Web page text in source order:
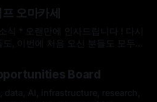
Generation with
(LLMs) often struggle with
due to hallucinations and
While Retrieval-
오마카세
! 다시
, 이번에 처음 오신 분들도 모두
User
이 있어서 전해드리고자 합니다.
커뮤니티 지원사업에 선정되었
Board
AI, infrastructure, research,